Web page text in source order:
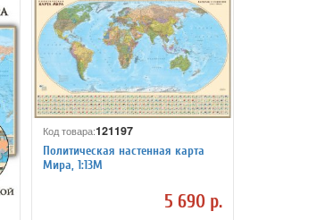
Код товара:121197
Политическая настенная карта
Мира, 1:13М
5 690 р.